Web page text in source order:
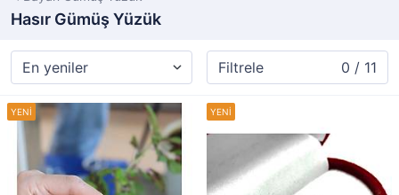
Hasır Gümüş Yüzük
Filtrele 0 / 11